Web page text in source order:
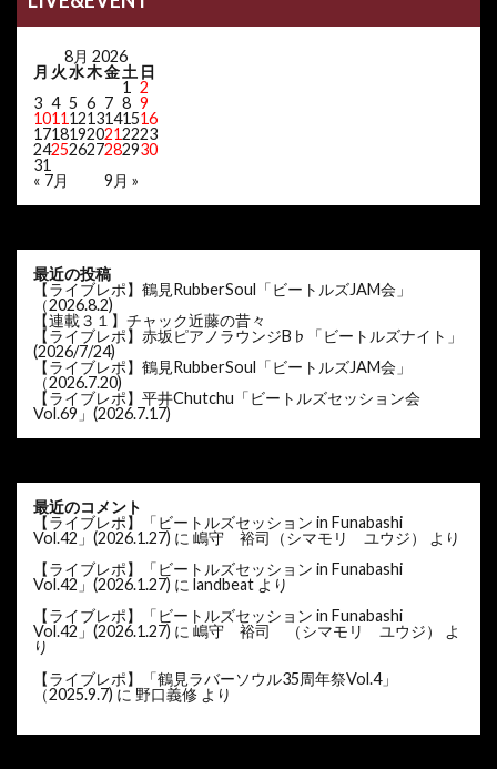
8月 2026
月 火水木金土 日
1 2
3 4 5 6 7 8 9
10111213141516
17181920212223
24252627282930
31
« 7月
9月 »
最近の投稿
【ライブレポ】鶴見RubberSoul「ビートルズJAM会」
（2026.8.2)
【連載３１】チャック近藤の昔々
【ライブレポ】赤坂ピアノラウンジB♭「ビートルズナイト」
(2026/7/24)
【ライブレポ】鶴見RubberSoul「ビートルズJAM会」
（2026.7.20)
【ライブレポ】平井Chutchu「ビートルズセッション会
Vol.69」(2026.7.17)
最近のコメント
【ライブレポ】「ビートルズセッション in Funabashi
Vol.42」(2026.1.27) に 嶋守 裕司（シマモリ ユウジ）
より
【ライブレポ】「ビートルズセッション in Funabashi
Vol.42」(2026.1.27) に landbeat より
【ライブレポ】「ビートルズセッション in Funabashi
Vol.42」(2026.1.27) に 嶋守 裕司 （シマモリ ユウジ）
よ
り
【ライブレポ】「鶴見ラバーソウル35周年祭Vol.4」
（2025.9.7) に 野口義修 より